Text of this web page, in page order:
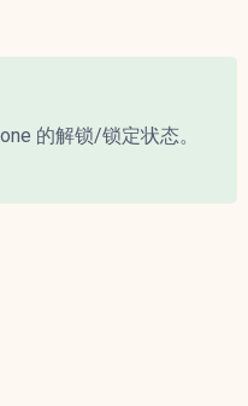
的解锁/锁定状态。